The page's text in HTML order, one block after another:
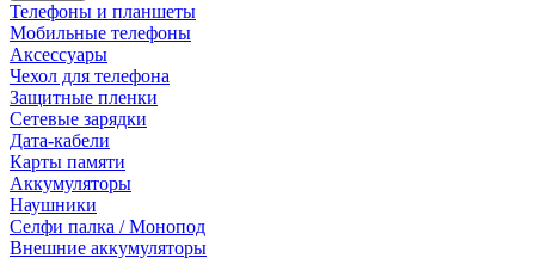
Телефоны и планшеты
Мобильные телефоны
Аксессуары
Чехол для телефона
Защитные пленки
Сетевые зарядки
Дата-кабели
Карты памяти
Аккумуляторы
Наушники
Селфи палка / Монопод
Внешние аккумуляторы